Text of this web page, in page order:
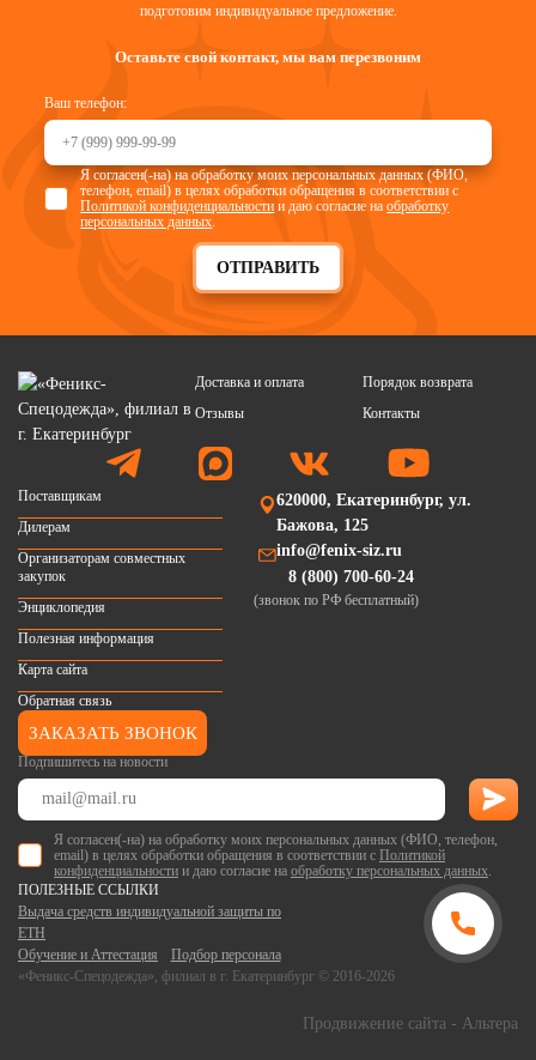
подготовим индивидуальное предложение.
Оставьте свой контакт, мы вам перезвоним
Ваш телефон:
ОТПРАВИТЬ
Я согласен(-на) на обработку моих персональных данных (ФИО,
телефон, email) в целях обработки обращения в соответствии с
Политикой конфиденциальности и даю согласие наобработку
персональных данных
Доставка и оплата
Порядок возврата
Отзывы
Контакты
Подпишитесь на новости
Я согласен(-на) на обработку моих персональных данных (ФИО, телефон,
email) в целях обработки обращения в соответствии с Политикой
конфиденциальности и даю согласие на обработку персональных данных
«Феникс-Спецодежда», филиал в г. Екатеринбург © 2016-2026
Поставщикам
Дилерам
Организаторам совместных
закупок
Энциклопедия
Полезная информация
Карта сайта
Обратная связь
620000, Екатеринбург, ул.
Бажова, 125
info@fenix-siz.ru
8 (800) 700-60-24
(звонок по РФ бесплатный)
ЗАКАЗАТЬ ЗВОНОК
ПОЛЕЗНЫЕ ССЫЛКИ
Выдача средств индивидуальной защиты по
ЕТН
Обучение и Аттестация
Подбор персонала
Продвижение сайта - Альтера